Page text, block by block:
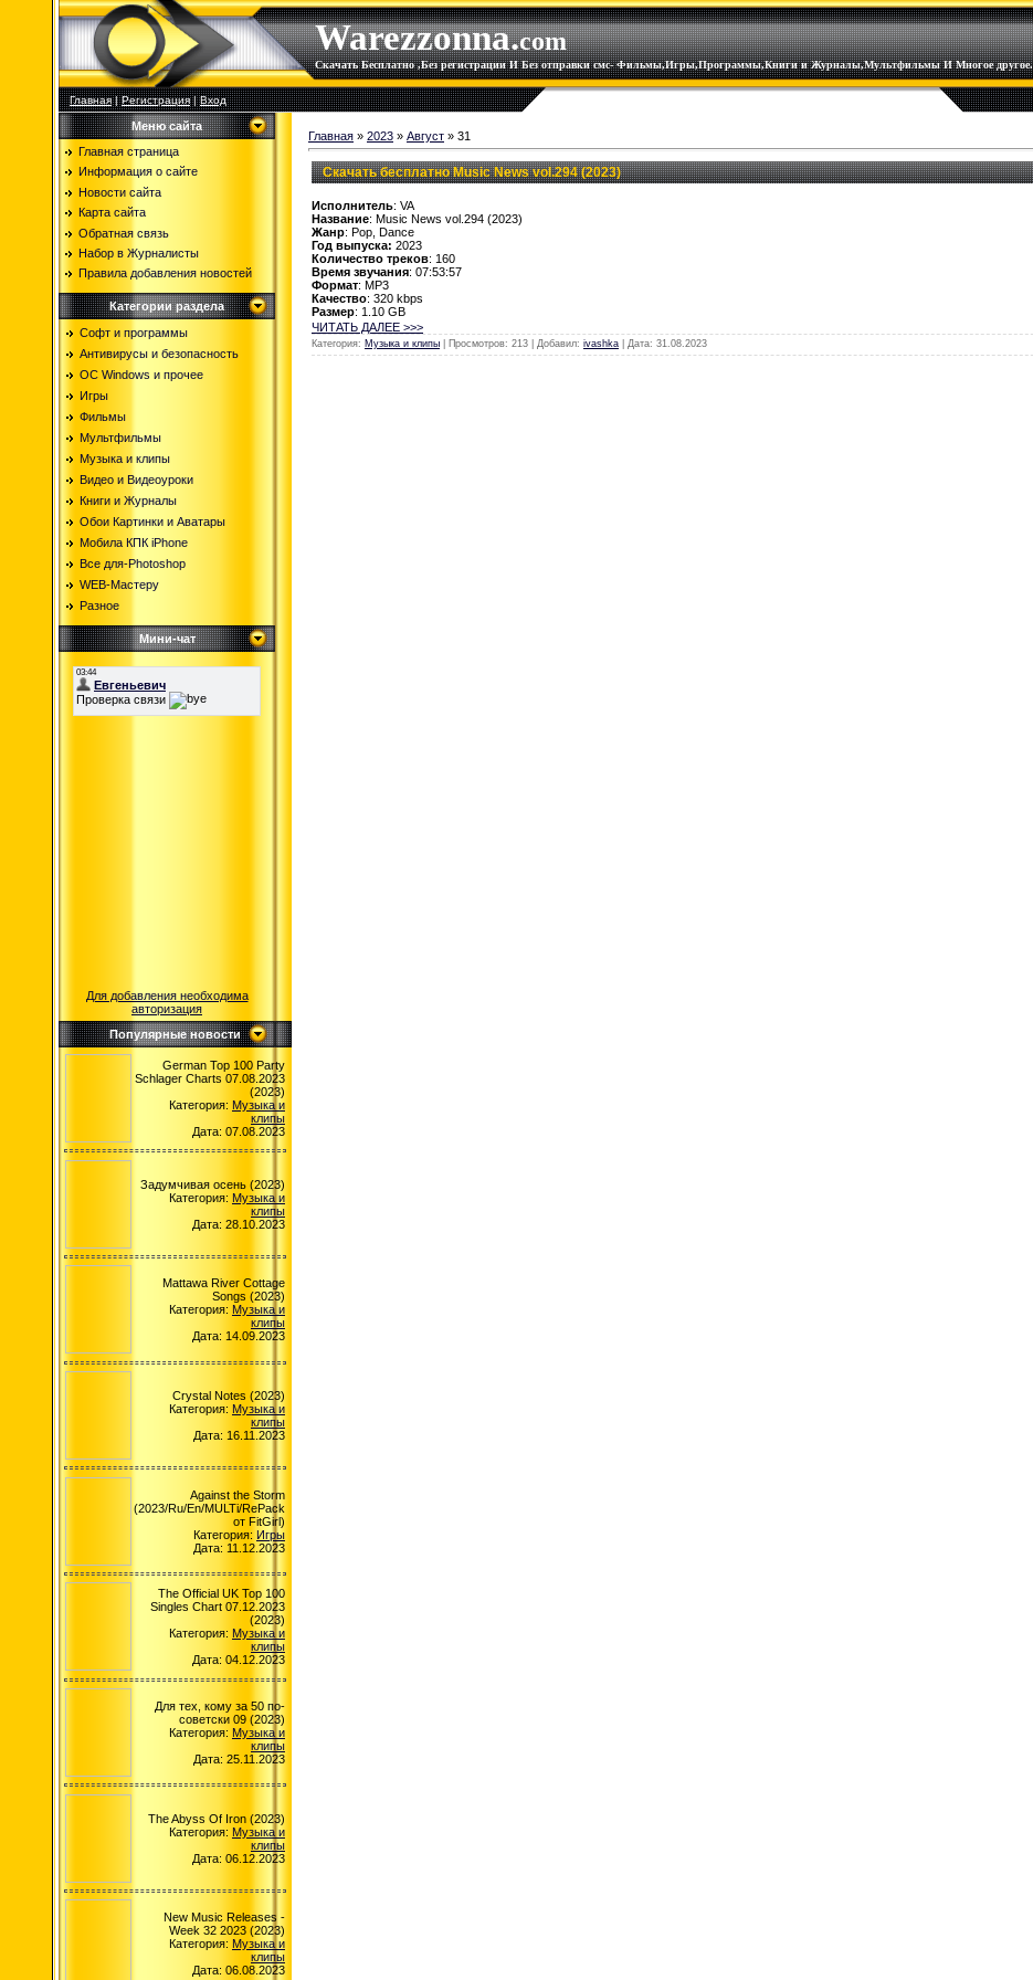
Warezzonna.com
Скачать Бесплатно ,Без регистрации И Без отправки смс- Фильмы,Игры,Программы,Книги и Журналы,Мультфильмы И Многое другое.
Главная|Регистрация|Вход
Меню сайта
Главная страница
Информация о сайте
Новости сайта
Карта сайта
Обратная связь
Набор в Журналисты
Правила добавления новостей
Категории раздела
Софт и программы
Антивирусы и безопасность
OC Windows и прочее
Игры
Фильмы
Мультфильмы
Музыка и клипы
Видео и Видеоуроки
Книги и Журналы
Обои Картинки и Аватары
Мобила КПК iPhone
Все для-Photoshop
WEB-Мастеру
Разное
Мини-чат
Для добавления необходима
авторизация
Популярные новости
German Top 100 Party
Schlager Charts 07.08.2023
(2023)
Категория: Музыка и
клипы
Дата: 07.08.2023
Задумчивая осень (2023)
Категория: Музыка и
клипы
Дата: 28.10.2023
Mattawa River Cottage
Songs (2023)
Категория: Музыка и
клипы
Дата: 14.09.2023
Crystal Notes (2023)
Категория: Музыка и
клипы
Дата: 16.11.2023
Against the Storm
(2023/Ru/En/MULTi/RePack
от FitGirl)
Категория: Игры
Дата: 11.12.2023
The Official UK Top 100
Singles Chart 07.12.2023
(2023)
Категория: Музыка и
клипы
Дата: 04.12.2023
Для тех, кому за 50 по-
советски 09 (2023)
Категория: Музыка и
клипы
Дата: 25.11.2023
The Abyss Of Iron (2023)
Категория: Музыка и
клипы
Дата: 06.12.2023
New Music Releases -
Week 32 2023 (2023)
Категория: Музыка и
клипы
Дата: 06.08.2023
Главная » 2023 » Август » 31
Скачать бесплатно Music News vol.294 (2023)
Исполнитель: VA
Название: Music News vol.294 (2023)
Жанр: Pop, Dance
Год выпуска: 2023
Количество треков: 160
Время звучания: 07:53:57
Формат: MP3
Качество: 320 kbps
Размер: 1.10 GB
ЧИТАТЬ ДАЛЕЕ >>>
Категория: Музыка и клипы | Просмотров: 213 | Добавил: ivashka | Дата: 31.08.2023